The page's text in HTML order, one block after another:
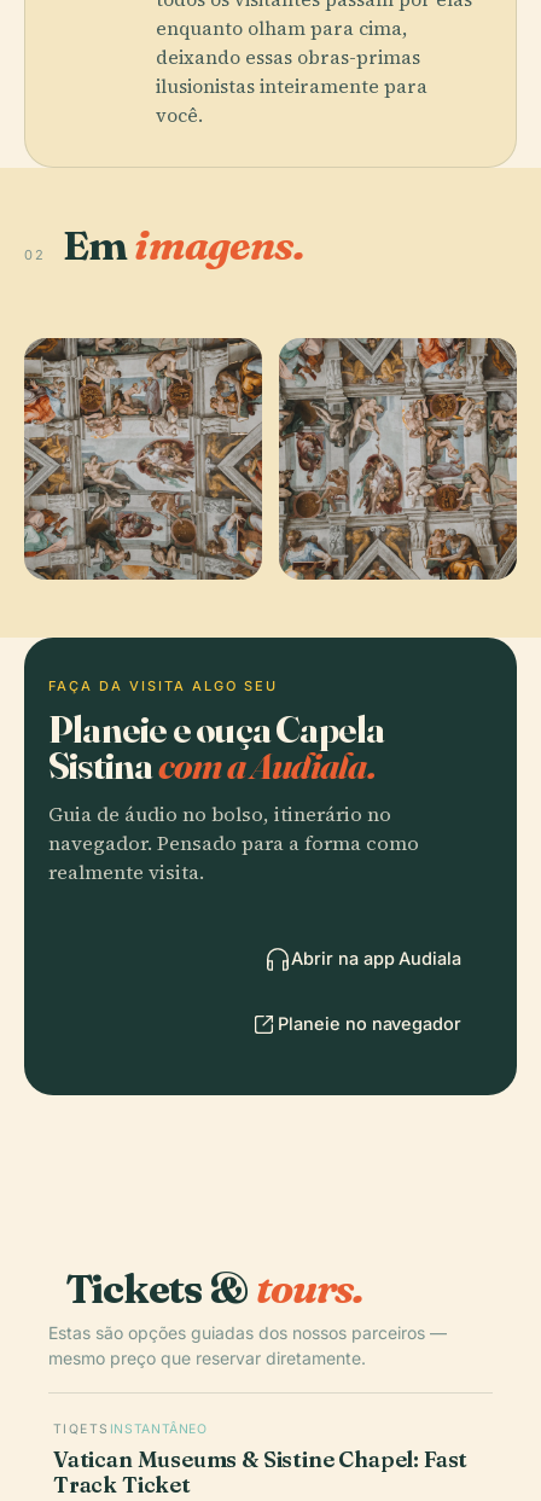
enquanto olham para cima,
deixando essas obras-primas
ilusionistas inteiramente para
você.
02 Emimagens.
FAÇA DA VISITA ALGO SEU
Planeie e ouça Capela
Sistinacom a Audiala.
Guia de áudio no bolso, itinerário no
navegador. Pensado para a forma como
realmente visita.
Abrir na app Audiala
Planeie no navegador
Tickets &tours.
Estas são opções guiadas dos nossos parceiros —
mesmo preço que reservar diretamente.
TIQETS INSTANTÂNEO
Vatican Museums & Sistine Chapel: Fast
Track Ticket